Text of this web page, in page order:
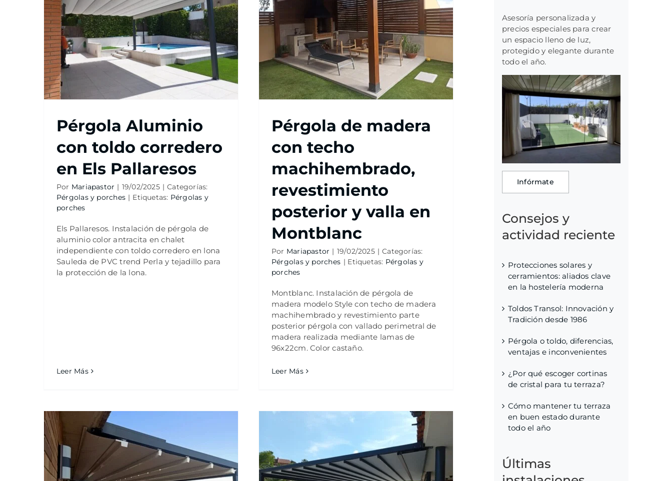
Pérgola Aluminio
con toldo corredero
en Els Pallaresos
Por Mariapastor | 19/02/2025 | Categorías:
Pérgolas y porches | Etiquetas: Pérgolas y
porches
Els Pallaresos. Instalación de pérgola de
aluminio color antracita en chalet
independiente con toldo corredero en lona
Sauleda de PVC trend Perla y tejadillo para
la protección de la lona.
Leer Más
Pérgola de madera
con techo
machihembrado,
revestimiento
posterior y valla en
Montblanc
Por Mariapastor | 19/02/2025 | Categorías:
Pérgolas y porches | Etiquetas: Pérgolas y
porches
Montblanc. Instalación de pérgola de
madera modelo Style con techo de madera
machihembrado y revestimiento parte
posterior pérgola con vallado perimetral de
madera realizada mediante lamas de
96x22cm. Color castaño.
Leer Más
Asesoría personalizada y
precios especiales para crear
un espacio lleno de luz,
protegido y elegante durante
todo el año.
Infórmate
Consejos y
actividad reciente
Protecciones solares y
cerramientos: aliados clave
en la hostelería moderna
Toldos Transol: Innovación y
Tradición desde 1986
Pérgola o toldo, diferencias,
ventajas e inconvenientes
¿Por qué escoger cortinas
de cristal para tu terraza?
Cómo mantener tu terraza
en buen estado durante
todo el año
Últimas